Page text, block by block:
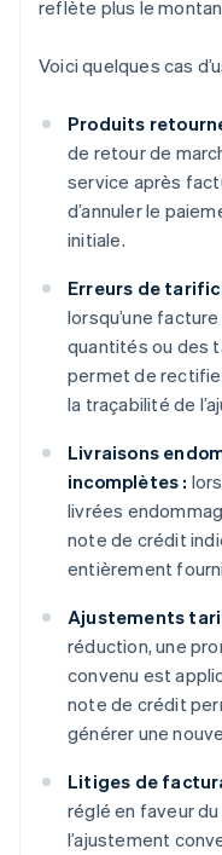
reflète plus le
Voici quelques cas
Produits
de retour de
service après
d’annuler le
initiale.
Erreurs de
lorsqu’une
quantités ou des
permet de
la traçabilité de
Livraisons
incomplètes :
livrées
note de crédit
entièrement
Ajustements
réduction, une
convenu est
note de crédit
générer une
Litiges de
réglé en faveur
l’ajustement